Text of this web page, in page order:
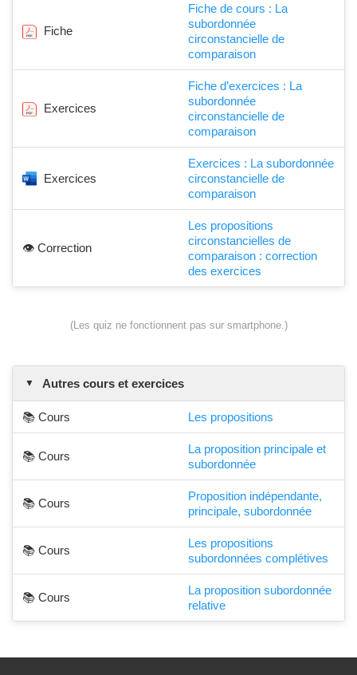
Fiche
Fiche de cours : La
subordonnée
circonstancielle de
comparaison
Exercices
Fiche d’exercices : La
subordonnée
circonstancielle de
comparaison
Exercices
Exercices : La subordonnée
circonstancielle de
comparaison
👁️ Correction
Les propositions
circonstancielles de
comparaison : correction
des exercices
(Les quiz ne fonctionnent pas sur smartphone.)
Autres cours et exercices
📚 Cours Les propositions
📚 Cours
La proposition principale et
subordonnée
📚 Cours
Proposition indépendante,
principale, subordonnée
📚 Cours
Les propositions
subordonnées complétives
📚 Cours
La proposition subordonnée
relative